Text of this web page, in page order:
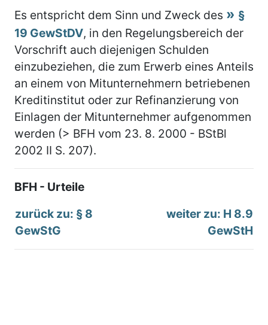
Es entspricht dem Sinn und Zweck des
§
19 GewStDV, in den Regelungsbereich der
Vorschrift auch diejenigen Schulden
einzubeziehen, die zum Erwerb eines Anteils
an einem von Mitunternehmern betriebenen
Kreditinstitut oder zur Refinanzierung von
Einlagen der Mitunternehmer aufgenommen
werden (> BFH vom 23. 8. 2000 - BStBl
2002 II S. 207).
BFH - Urteile
zurück zu: § 8
GewStG
weiter zu: H 8.9
GewStH